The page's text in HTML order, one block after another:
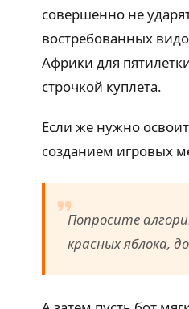
совершенно не
востребованных
Африки для
строчкой куплета.
Если же нужно
созданием игровых
Попросите
красных яблока,